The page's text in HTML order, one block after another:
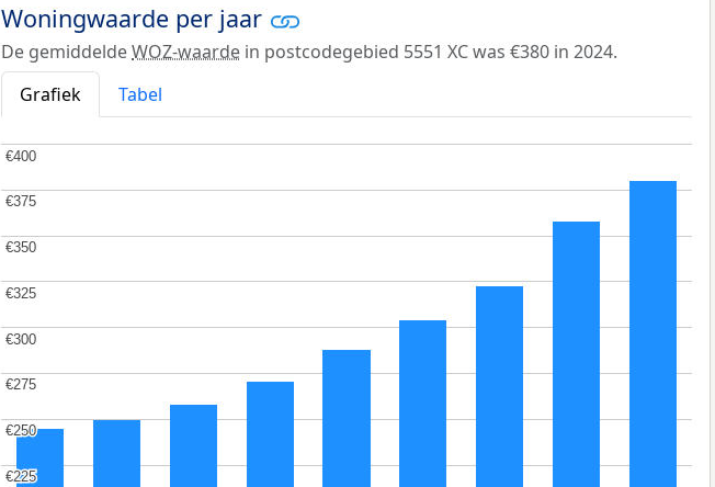
Woningwaarde per jaar
De gemiddeldeWOZ-waarde in postcodegebied 5551 XC was €380 in 2024.
Grafiek
Tabel
€225
€225
€250
€250
€275
€275
€300
€300
€325
€325
€350
€350
€375
€375
€400
€400